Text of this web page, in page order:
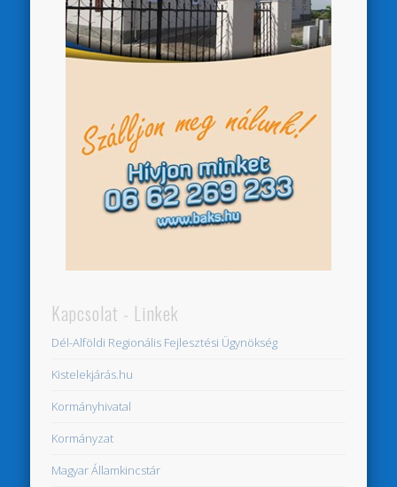
Kapcsolat - Linkek
Dél-Alföldi Regionális Fejlesztési Ügynökség
Kistelekjárás.hu
Kormányhivatal
Kormányzat
Magyar Államkincstár